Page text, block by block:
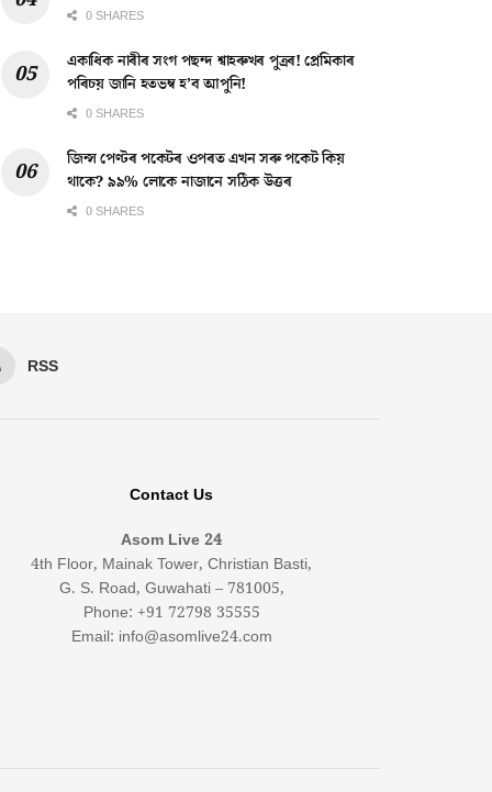
0 SHARES
একাধিক নাৰীৰ সংগ পছন্দ শ্বাহৰুখৰ পুত্ৰৰ! প্ৰেমিকাৰ
পৰিচয় জানি হতভম্ব হ’ব আপুনি!
0 SHARES
জিন্স পেণ্টৰ পকেটৰ ওপৰত এখন সৰু পকেট কিয়
থাকে? ৯৯% লোকে নাজানে সঠিক উত্তৰ
0 SHARES
RSS
Contact Us
Asom Live 24
4th Floor, Mainak Tower, Christian Basti,
G. S. Road, Guwahati – 781005,
Phone: +91 72798 35555
Email: info@asomlive24.com